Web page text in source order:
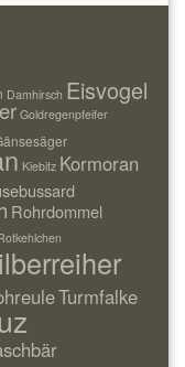
Damhirsch Eisvogel
Goldregenpfeifer
Kiebitz Kormoran
Rohrdommel
Turmfalke